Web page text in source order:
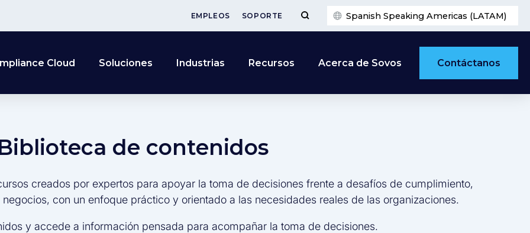
EMPLEOS SOPORTE Spanish Speaking Americas (LATAM)
Cloud Soluciones Industrias Recursos Acerca de Sovos Contáctanos
de contenidos
creados por expertos para apoyar la toma de decisiones frente a desafíos de cumplimiento,
con un enfoque práctico y orientado a las necesidades reales de las organizaciones.
y accede a información pensada para acompañar la toma de decisiones.